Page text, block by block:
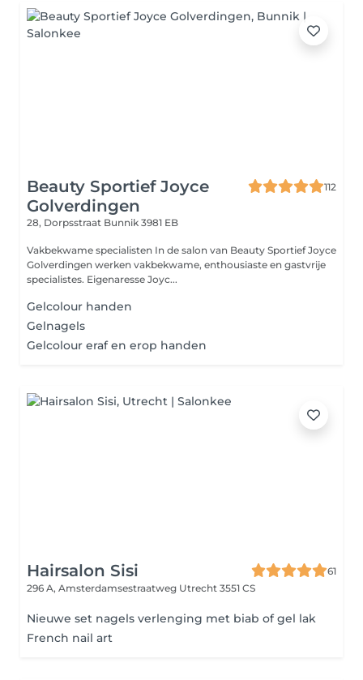
Beauty Sportief Joyce
Golverdingen
112
28, Dorpsstraat Bunnik 3981 EB
Vakbekwame specialisten In de salon van Beauty Sportief Joyce
Golverdingen werken vakbekwame, enthousiaste en gastvrije
specialistes. Eigenaresse Joyc...
Gelcolour handen
Gelnagels
Gelcolour eraf en erop handen
Hairsalon Sisi
61
296 A, Amsterdamsestraatweg Utrecht 3551 CS
Nieuwe set nagels verlenging met biab of gel lak
French nail art